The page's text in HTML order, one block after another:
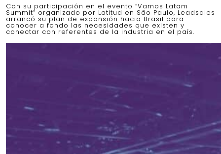
Con su participación en el evento “Vamos Latam
Summit” organizado por Latitud en São Paulo, Leadsales
arrancó su plan de expansión hacia Brasil para
conocer a fondo las necesidades que existen y
conectar con referentes de la industria en el país.